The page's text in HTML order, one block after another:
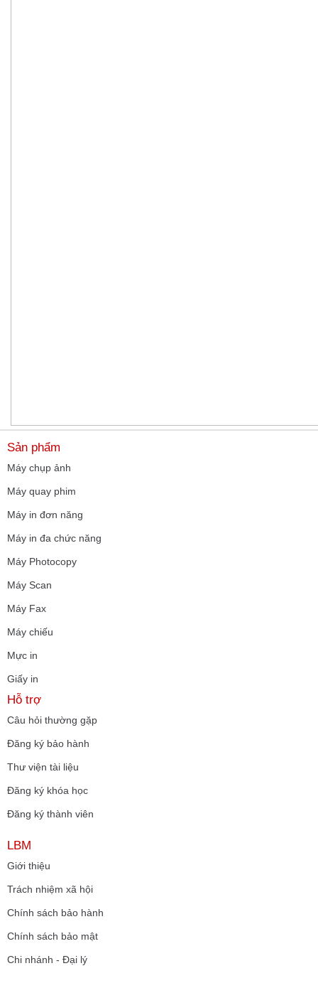
Sản phẩm
Máy chụp ảnh
Máy quay phim
Máy in đơn năng
Máy in đa chức năng
Máy Photocopy
Máy Scan
Máy Fax
Máy chiếu
Mực in
Giấy in
Hỗ trợ
Câu hỏi thường gặp
Đăng ký bảo hành
Thư viện tài liệu
Đăng ký khóa học
Đăng ký thành viên
LBM
Giới thiệu
Trách nhiệm xã hội
Chính sách bảo hành
Chính sách bảo mật
Chi nhánh - Đại lý